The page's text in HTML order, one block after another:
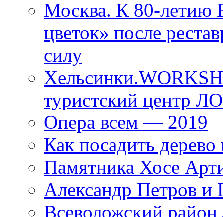
Москва. К 80-
цветок» после
силу
туристский центр ЛО
Опера всем — 2019
Как посадить дерево
Памятника Хосе
Александр Петров и
Всеволожский район